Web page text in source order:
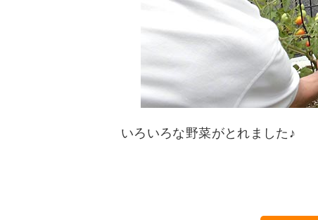
いろいろな野菜がとれました♪